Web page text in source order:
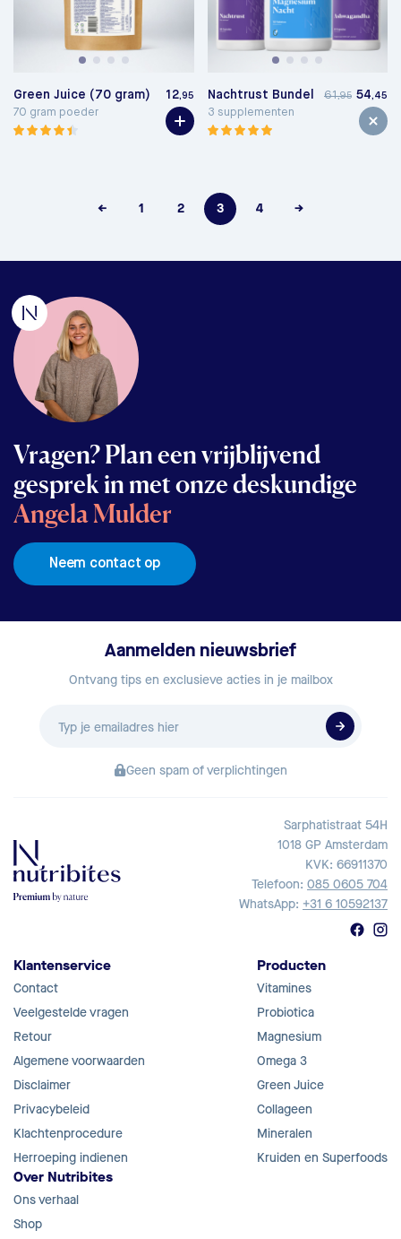
Green Juice (70 gram) 12,95
70 gram poeder
Nachtrust Bundel 61,95 54,45
3 supplementen
← 1 2 3 4 →
Vragen? Plan een vrijblijvend
gesprek in met onze deskundige
Angela Mulder
Neem contact op
Aanmelden nieuwsbrief
Ontvang tips en exclusieve acties in je mailbox
Geen spam of verplichtingen
Sarphatistraat 54H
1018 GP Amsterdam
KVK: 66911370
Telefoon: 085 0605 704
WhatsApp: +31 6 10592137
Klantenservice
Contact
Veelgestelde vragen
Retour
Algemene voorwaarden
Disclaimer
Privacybeleid
Klachtenprocedure
Herroeping indienen
Producten
Vitamines
Probiotica
Magnesium
Omega 3
Green Juice
Collageen
Mineralen
Kruiden en Superfoods
Over Nutribites
Ons verhaal
Shop